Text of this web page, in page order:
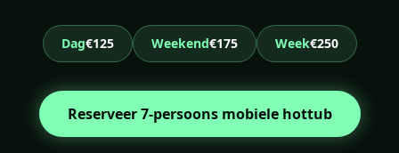
Dag€125 Weekend€175 Week€250
Reserveer 7-persoons mobiele hottub